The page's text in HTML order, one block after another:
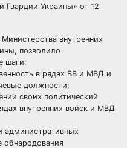
Гвардии Украины» от 12
внутренних
позволило
шаги:
в рядах ВВ и МВД и
должности;
своих политический
внутренних войск и МВД
административных
обнародования